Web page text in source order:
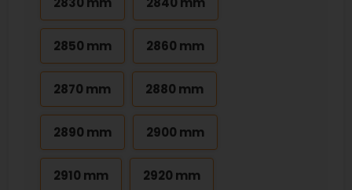
2850 mm 2860 mm
2870 mm 2880 mm
2890 mm 2900 mm
2910 mm 2920 mm